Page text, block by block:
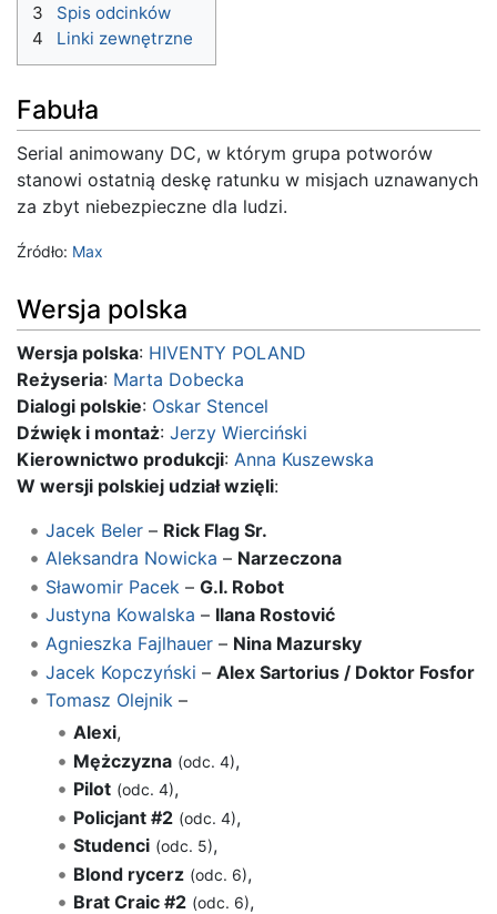
3
Spis odcinków
4
Linki zewnętrzne
Fabuła
Serial animowany DC, w którym grupa potworów
stanowi ostatnią deskę ratunku w misjach uznawanych
za zbyt niebezpieczne dla ludzi.
Źródło: Max
Wersja polska
Wersja polska: HIVENTY POLAND
Reżyseria: Marta Dobecka
Dialogi polskie: Oskar Stencel
Dźwięk i montaż: Jerzy Wierciński
Kierownictwo produkcji: Anna Kuszewska
W wersji polskiej udział wzięli:
Jacek Beler– Rick Flag Sr.
Aleksandra Nowicka – Narzeczona
Sławomir Pacek – G.I. Robot
Justyna Kowalska – Ilana Rostović
Agnieszka Fajlhauer– Nina Mazursky
Jacek Kopczyński – Alex Sartorius / Doktor Fosfor
Tomasz Olejnik–
Alexi,
Mężczyzna (odc. 4),
Pilot (odc. 4),
Policjant #2 (odc. 4),
Studenci (odc. 5),
Blond rycerz (odc. 6),
Brat Craic #2 (odc. 6),